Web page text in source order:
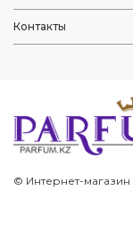
Контакты
© Интернет-